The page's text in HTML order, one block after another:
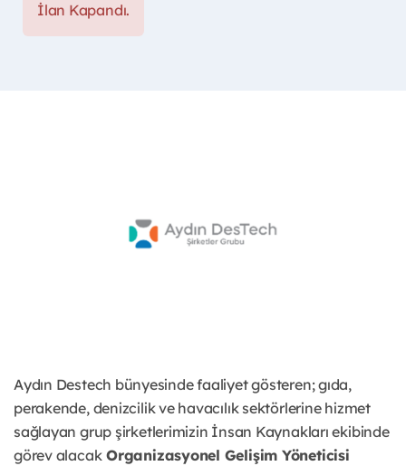
İlan Kapandı.
Aydın Destech bünyesinde faaliyet gösteren; gıda,
perakende, denizcilik ve havacılık sektörlerine hizmet
sağlayan grup şirketlerimizin İnsan Kaynakları ekibinde
görev alacakOrganizasyonel Gelişim Yöneticisi